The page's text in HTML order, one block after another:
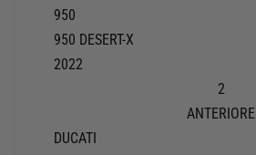
950
950 DESERT-X
2022
2
ANTERIORE
DUCATI